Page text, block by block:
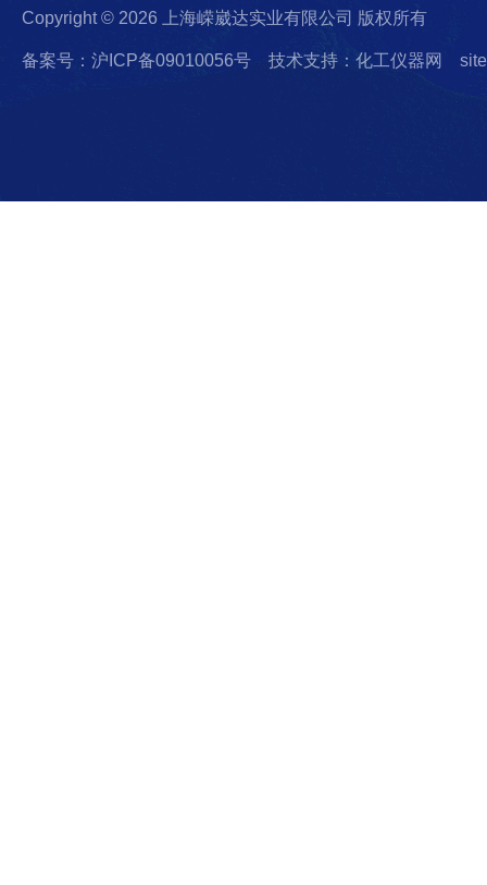
Copyright © 2026 上海嵘崴达实业有限公司 版权所有
备案号：沪ICP备09010056号 技术支持：化工仪器网